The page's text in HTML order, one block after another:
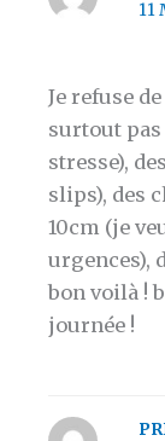
11
Je refuse
surtout
stresse),
slips), des
10cm (je
urgences),
bon voilà !
journée !